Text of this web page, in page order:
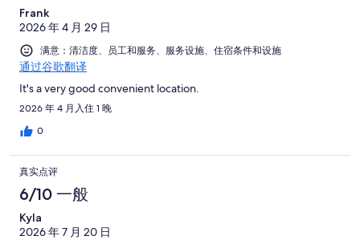
Frank
2026 年 4 月 29 日
满意：清洁度、员工和服务、服务设施、住宿条件和设施
通过谷歌翻译
It's a very good convenient location.
2026 年 4 月入住 1 晚
0
真实点评
6/10 一般
Kyla
2026 年 7 月 20 日